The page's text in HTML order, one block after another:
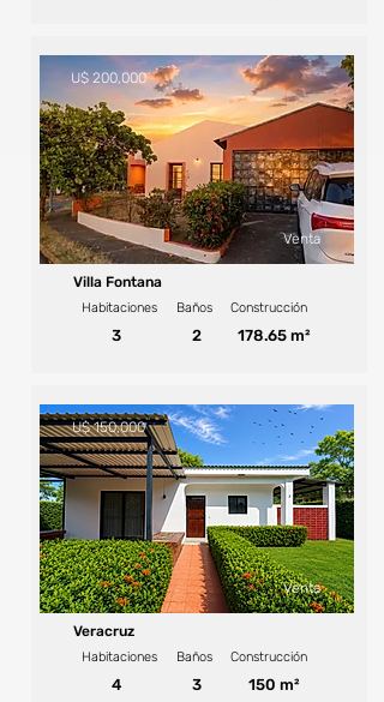
Venta
U$ 200,000
Villa Fontana
Habitaciones Baños Construcción
3 2 178.65 m²
Venta
U$ 150,000
Veracruz
Habitaciones Baños Construcción
4 3 150 m²